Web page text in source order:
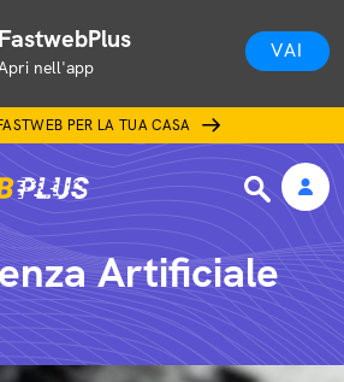
FastwebPlus
nell'app
VAI
PER LA TUA CASA
Artificiale